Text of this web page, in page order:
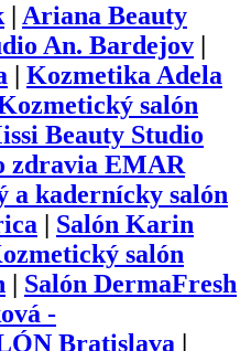
| Ariana Beauty
An. Bardejov
Kozmetika Adela
salón
Beauty Studio
zdravia EMAR
a kadernícky salón
Salón Karin
salón
Salón DermaFresh
-
Bratislava